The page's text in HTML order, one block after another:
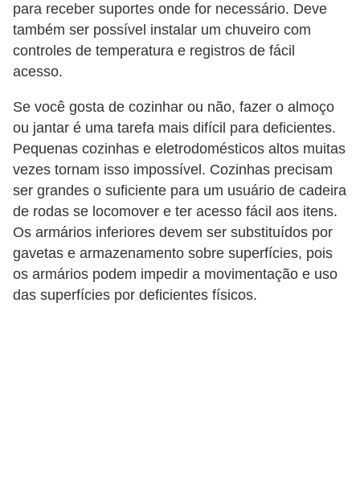
para receber suportes onde for necessário. Deve
também ser possível instalar um chuveiro com
controles de temperatura e registros de fácil
acesso.
Se você gosta de cozinhar ou não, fazer o almoço
ou jantar é uma tarefa mais difícil para deficientes.
Pequenas cozinhas e eletrodomésticos altos muitas
vezes tornam isso impossível. Cozinhas precisam
ser grandes o suficiente para um usuário de cadeira
de rodas se locomover e ter acesso fácil aos itens.
Os armários inferiores devem ser substituídos por
gavetas e armazenamento sobre superfícies, pois
os armários podem impedir a movimentação e uso
das superfícies por deficientes físicos.